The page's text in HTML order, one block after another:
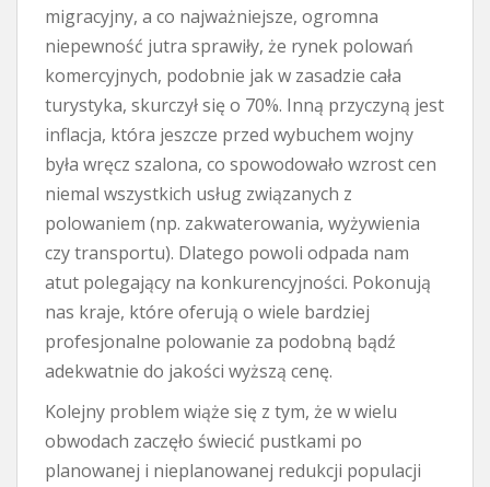
migracyjny, a co najważniejsze, ogromna
niepewność jutra sprawiły, że rynek polowań
komercyjnych, podobnie jak w zasadzie cała
turystyka, skurczył się o 70%. Inną przyczyną jest
inflacja, która jeszcze przed wybuchem wojny
była wręcz szalona, co spowodowało wzrost cen
niemal wszystkich usług związanych z
polowaniem (np. zakwaterowania, wyżywienia
czy transportu). Dlatego powoli odpada nam
atut polegający na konkurencyjności. Pokonują
nas kraje, które oferują o wiele bardziej
profesjonalne polowanie za podobną bądź
adekwatnie do jakości wyższą cenę.
Kolejny problem wiąże się z tym, że w wielu
obwodach zaczęło świecić pustkami po
planowanej i nieplanowanej redukcji populacji